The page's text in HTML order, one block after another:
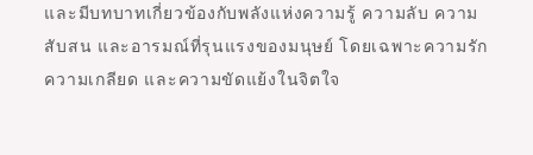
และมีบทบาทเกี่ยวข้องกับพลังแห่งความรู้ ความลับ ความ
สับสน และอารมณ์ที่รุนแรงของมนุษย์ โดยเฉพาะความรัก
ความเกลียด และความขัดแย้งในจิตใจ